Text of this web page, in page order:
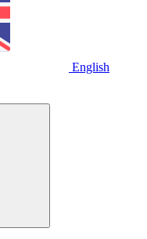
English